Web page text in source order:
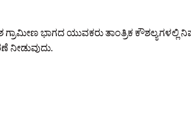
ಭಾಗದ ಯುವಕರು ತಾಂತ್ರಿಕ ಕೌಶಲ್ಯಗಳಲ್ಲಿ
ನೀಡುವುದು.